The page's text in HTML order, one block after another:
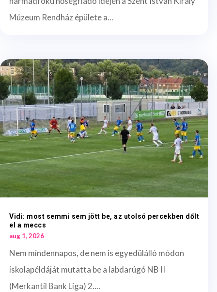
Múzeum Rendház épülete a...
Vidi: most semmi sem jött be, az utolsó percekben dőlt
el a meccs
aug 1, 2026
Nem mindennapos, de nem is egyedülálló módon
iskolapéldáját mutatta be a labdarúgó NB II
(Merkantil Bank Liga) 2....